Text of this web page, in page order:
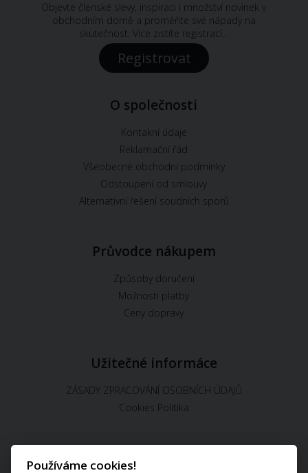
Objevte členské slevy, inspiraci i množství novinek v
obchodním domě a proměňte své nápady na
skutečnost. Více zistíte registrací...
Registrovat
O společnosti
Kontakní údaje
Reklamační řád
Všeobecné obchodní podmínky
Odstoupení od smlouvy
Alternativní řešení soudních sporů
Průvodce nákupem
Způsoby doručení
Možnosti platby
Ceny dopravy
Užitečné informáce
ZÁSADY ZPRACOVÁNÍ OSOBNÍCH ÚDAJŮ
Cookies Politika
Používáme cookies!